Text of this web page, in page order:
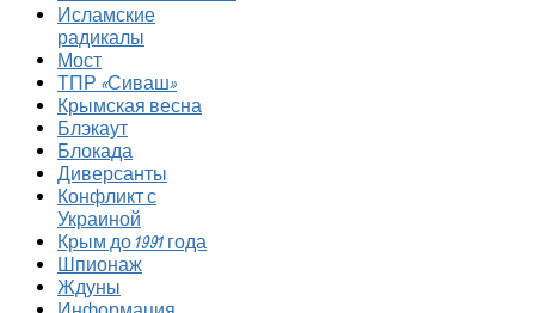
Исламские
радикалы
Мост
ТПР «Сиваш»
Крымская весна
Блэкаут
Блокада
Диверсанты
Конфликт с
Украиной
Крым до 1991 года
Шпионаж
Ждуны